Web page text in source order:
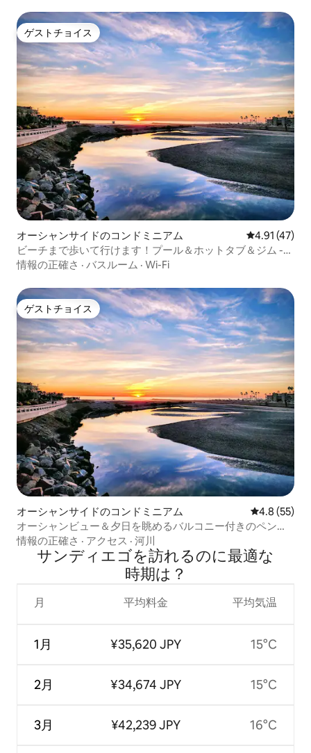
ゲストチョイス
ゲストチョイス
オーシャンサイドのコンドミニアム レビュー47
4.91 (47)
ビーチまで歩いて行けます！プール＆ホットタブ＆ジム -
A-116
情報の正確さ · バスルーム · Wi-Fi
ゲストチョイス
ゲストチョイス
オーシャンサイドのコンドミニアム レビュー55
4.8 (55)
オーシャンビュー＆夕日を眺めるバルコニー付きのペント
ハウス - G-323
情報の正確さ · アクセス · 河川
サンディエゴを訪⁠れ⁠るの⁠に最⁠適⁠な
時⁠期⁠は⁠？
月
1月
2月
3月
平均料金
¥35,620 JPY
¥34,674 JPY
¥42,239 JPY
平均気温
15°C
15°C
16°C